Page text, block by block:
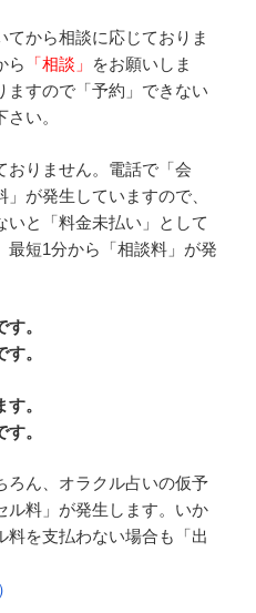
から相談に応じておりま
ら 「相談」
をお願いしま
ますので「予約」できない
い。
おりません。電話で「会
が発生していますので、
いと「料金未払い」として
最短1分から「相談料」が発
。
。
。
。
ろん、オラクル占いの仮予
ル料」が発生します。いか
料を支払わない場合も「出